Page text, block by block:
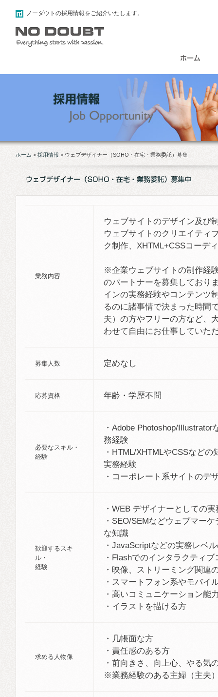
ノーダウトの採用情報をご紹介いたします。
ホーム > 採用情報 > ウェブデザイナー（SOHO・在宅・業務委託）募集
業務内容
ウェブサイトのデザイン及び
ウェブサイトのクリエイティ
ク制作、XHTML+CSSコーデ
※企業ウェブサイトの制作経
のパートナーを募集しており
インの実務経験やコンテンツ
るのに諸事情で決まった時間
夫）の方やフリーの方など、
わせて自由にお仕事していた
募集人数 定めなし
応募資格 年齢・学歴不問
必要なスキル・
経験
・Adobe Photoshop/
務経験
・HTML/XHTMLやCSSなど
実務経験
・コーポレート系サイトのデ
歓迎するスキ
ル・
経験
・WEB デザイナーとしての
・SEO/SEMなどウェブマー
な知識
・JavaScriptなどの実務レベ
・Flashでのインタラクティ
・映像、ストリーミング関連
・スマートフォン系やモバイ
・高いコミュニケーション能
・イラストを描ける方
求める人物像
・几帳面な方
・責任感のある方
・前向きさ、向上心、やる気
※業務経験のある主婦（主夫